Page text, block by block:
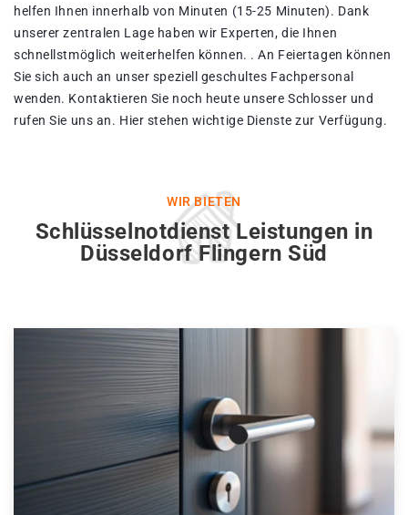
helfen Ihnen innerhalb von Minuten (15-25 Minuten). Dank
unserer zentralen Lage haben wir Experten, die Ihnen
schnellstmöglich weiterhelfen können. . An Feiertagen können
Sie sich auch an unser speziell geschultes Fachpersonal
wenden. Kontaktieren Sie noch heute unsere Schlosser und
rufen Sie uns an. Hier stehen wichtige Dienste zur Verfügung.
WIR BIETEN
Schlüsselnotdienst Leistungen in
Düsseldorf Flingern Süd